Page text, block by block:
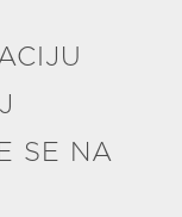
SE NA